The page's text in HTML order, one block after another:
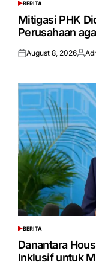
POSTED
IN
BERITA
Mitigasi PHK
Perusahaan
Posted
August 8, 2026
POSTED
IN
BERITA
Danantara
Inklusif untuk